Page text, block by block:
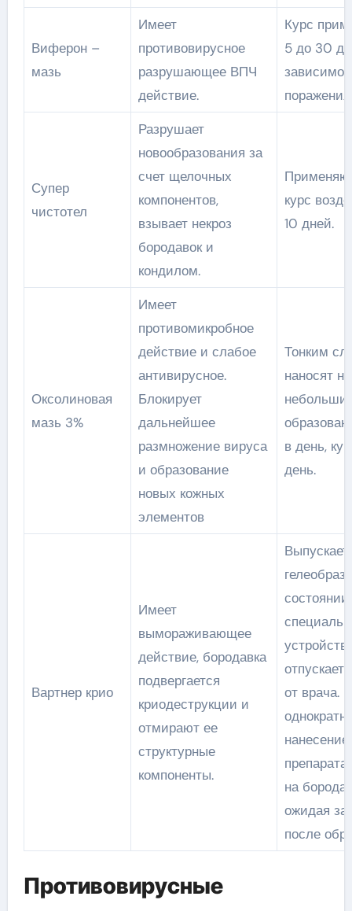
Виферон –
мазь
Имеет
противовирусное
разрушающее ВПЧ
действие.
Курс
5 до 30
зависимо
Супер
чистотел
Разрушает
новообразования за
счет щелочных
компонентов,
взывает некроз
бородавок и
кондилом.
курс
10 дней.
Оксолиновая
мазь 3%
Имеет
противомикробное
действие и слабое
антивирусное.
Блокирует
дальнейшее
размножение вируса
и образование
новых кожных
элементов
Тонким
наносят на
в день,
день.
Вартнер крио
Имеет
вымораживающее
действие, бородавка
подвергается
криодеструкции и
отмирают ее
структурные
компоненты.
состоянии
отпускает
от врача.
на
ожидая
после
Противовирусные